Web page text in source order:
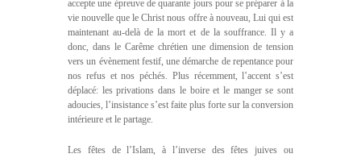
accepte une épreuve de quarante jours pour se préparer à la
vie nouvelle que le Christ nous offre à nouveau, Lui qui est
maintenant au-delà de la mort et de la souffrance. Il y a
donc, dans le Carême chrétien une dimension de tension
vers un évènement festif, une démarche de repentance pour
nos refus et nos péchés. Plus récemment, l’accent s’est
déplacé: les privations dans le boire et le manger se sont
adoucies, l’insistance s’est faite plus forte sur la conversion
intérieure et le partage.
Les fêtes de l’Islam, à l’inverse des fêtes juives ou